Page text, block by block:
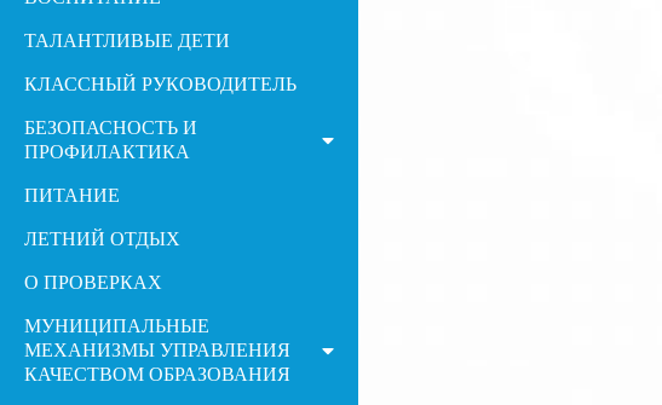
ТАЛАНТЛИВЫЕ ДЕТИ
КЛАССНЫЙ РУКОВОДИТЕЛЬ
БЕЗОПАСНОСТЬ И
ПРОФИЛАКТИКА
ПИТАНИЕ
ЛЕТНИЙ ОТДЫХ
О ПРОВЕРКАХ
МУНИЦИПАЛЬНЫЕ
МЕХАНИЗМЫ УПРАВЛЕНИЯ
КАЧЕСТВОМ ОБРАЗОВАНИЯ